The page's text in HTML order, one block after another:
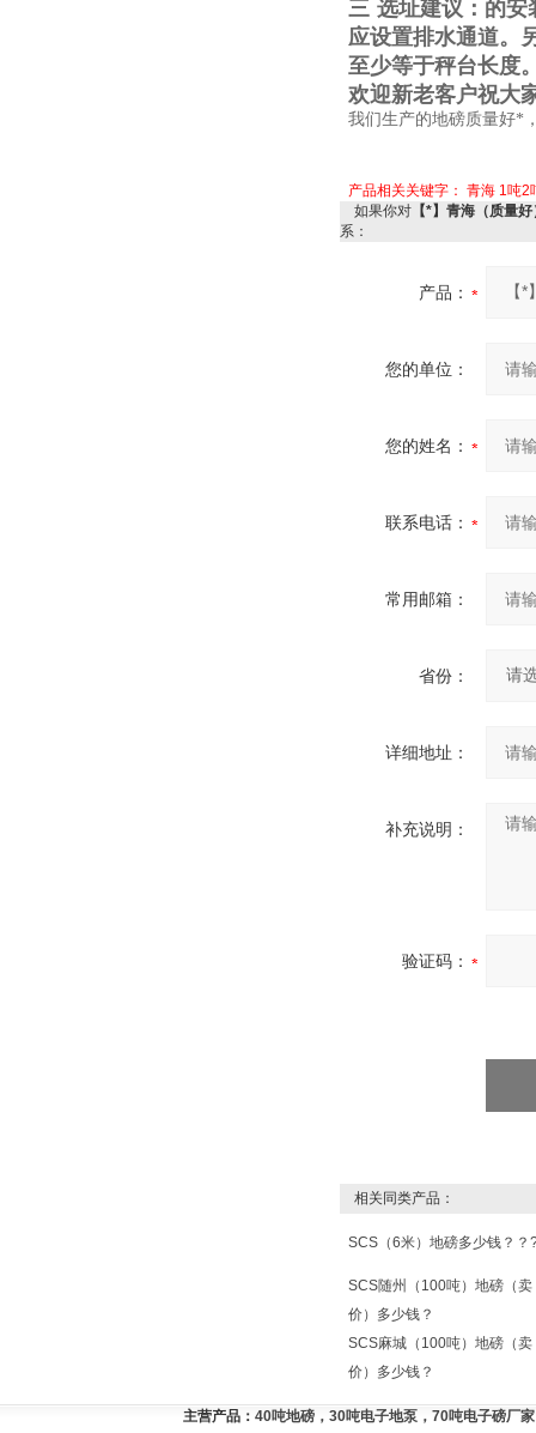
三 选址建议：的安
应设置排水通道。
至少等于秤台长度
欢迎新老客户祝大
我们生产的地磅质量好*
产品相关关键字： 青海 1吨2
如果你对 【*】青海（质量
系：
产品：
您的单位：
您的姓名：
联系电话：
常用邮箱：
省份：
详细地址：
补充说明：
验证码：
相关同类产品：
SCS（6米）地磅多少钱？？
SCS随州（100吨）地磅（卖
价）多少钱？
SCS麻城（100吨）地磅（卖
价）多少钱？
主营产品： 40吨地磅，30吨电子地泵，70吨电子磅厂